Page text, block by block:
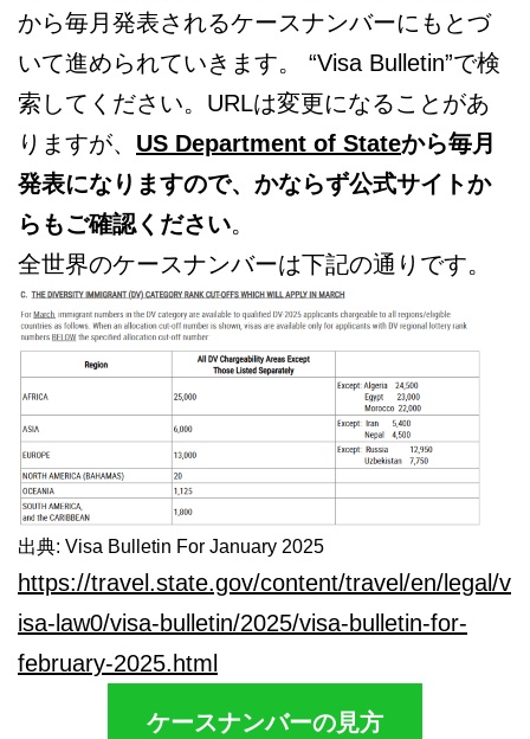
から毎月発表されるケースナンバーにもとづ
いて進められていきます。 “Visa Bulletin”で検
索してください。URLは変更になることがあ
りますが、 US Department of Stateから毎月
発表になりますので、かならず公式サイトか
らもご確認ください。
全世界のケースナンバーは下記の通りです。
出典: Visa Bulletin For January 2025
https://travel.state.gov/content/travel/en/legal/v
isa-law0/visa-bulletin/2025/visa-bulletin-for-
february-2025.html
ケースナンバーの見方